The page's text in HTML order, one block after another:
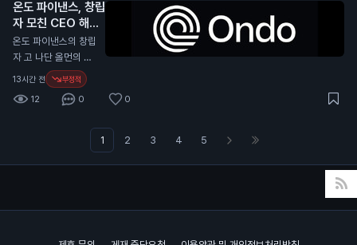
이고, 향후 가격 상승
가능성을 높일 수 있
습니다.
예측의 정확성을 높일
수 있어, 투자자들은
더 나은 결정을 내릴
수 있습니다.
장이 불안정해졌습니
다. 이러한 상황은 중
앙화거래소의 거래량
에도 영향을 미친 것
식은 투자자들에게 중
요한 의미를 가집니
장의 유동성이 줄어들
이는 암호화폐 가격에
강조했습니다. 세일러
는 최근 비트코인을
매각해 1억 달러(약 1,
400억 원)를 모금했
습니다. 현재 미국 상
원은 가상자산 산업을
위한 CLARITY 법안
자본 형성을 위한 연
다. 법안의 지지자들
온도 파이낸스, 창립
자 모친 CEO 해임
소송 제기
N
온도 파이낸스의 창립
자 고 나단 올먼의 모
친 캐서린 올먼이 CE
O 이안 드 보드를 해
임하고 회사를 장악하
웨어 법원에 제출되었
습니다. 캐서린 올먼
13시간 전 부정적
12 0 0
1 2 3 4 5